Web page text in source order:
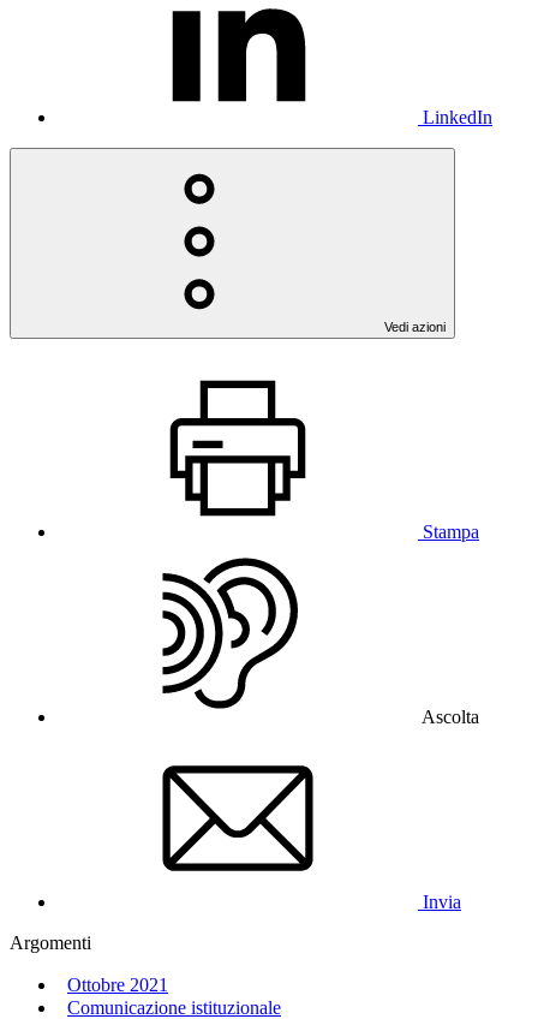
LinkedIn
Vedi azioni
Stampa
Ascolta
Invia
Argomenti
Ottobre 2021
Comunicazione istituzionale